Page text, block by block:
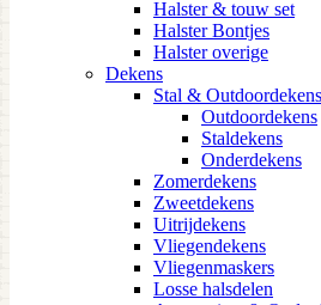
Halster & touw set
Halster Bontjes
Halster overige
Dekens
Stal & Outdoordekens
Outdoordekens
Staldekens
Onderdekens
Zomerdekens
Zweetdekens
Uitrijdekens
Vliegendekens
Vliegenmaskers
Losse halsdelen